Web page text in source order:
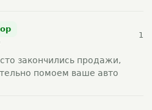
1
закончились продажи,
помоем ваше авто